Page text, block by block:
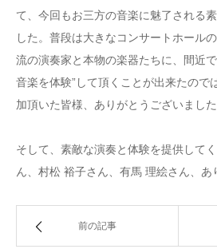
て、今回もお三方の音楽に魅了される
した。普段は大きなコンサートホール
流の演奏家と本物の楽器たちに、間近
音楽を体験”して頂くことが出来たので
加頂いた皆様、ありがとうございました
そして、素敵な演奏と体験を提供して
ん、村松 裕子さん、有馬 理絵さん、あ
前の記事